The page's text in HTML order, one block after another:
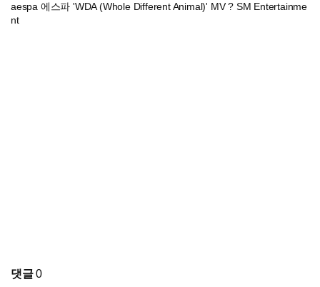
aespa 에스파 'WDA (Whole Different Animal)' MV ? SM Entertainme
nt
댓글0